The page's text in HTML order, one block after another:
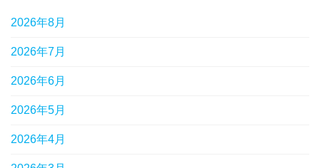
2026年8月
2026年7月
2026年6月
2026年5月
2026年4月